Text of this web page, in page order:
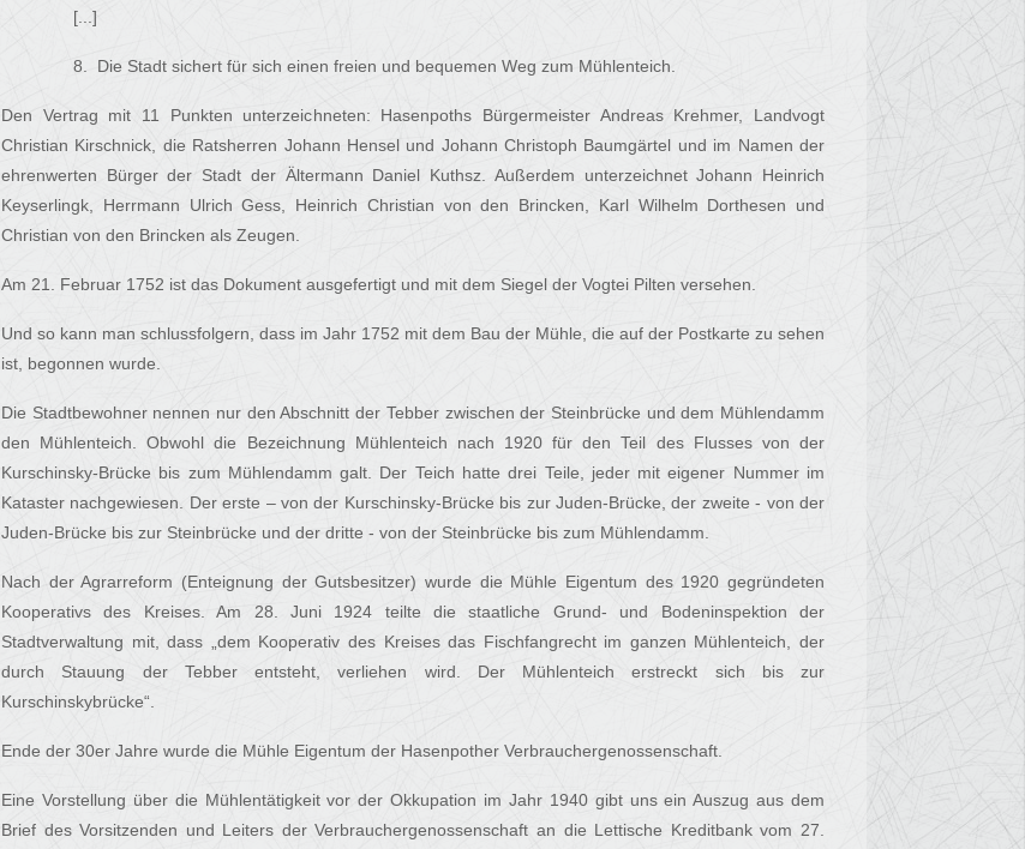
[...]
8. Die Stadt sichert für sich einen freien und bequemen Weg zum Mühlenteich.
Den Vertrag mit 11 Punkten unterzeichneten: Hasenpoths Bürgermeister Andreas Krehmer, Landvogt
Christian Kirschnick, die Ratsherren Johann Hensel und Johann Christoph Baumgärtel und im Namen der
ehrenwerten Bürger der Stadt der Ältermann Daniel Kuthsz. Außerdem unterzeichnet Johann Heinrich
Keyserlingk, Herrmann Ulrich Gess, Heinrich Christian von den Brincken, Karl Wilhelm Dorthesen und
Christian von den Brincken als Zeugen.
Am 21. Februar 1752 ist das Dokument ausgefertigt und mit dem Siegel der Vogtei Pilten versehen.
Und so kann man schlussfolgern, dass im Jahr 1752 mit dem Bau der Mühle, die auf der Postkarte zu sehen
ist, begonnen wurde.
Die Stadtbewohner nennen nur den Abschnitt der Tebber zwischen der Steinbrücke und dem Mühlendamm
den Mühlenteich. Obwohl die Bezeichnung Mühlenteich nach 1920 für den Teil des Flusses von der
Kurschinsky-Brücke bis zum Mühlendamm galt. Der Teich hatte drei Teile, jeder mit eigener Nummer im
Kataster nachgewiesen. Der erste – von der Kurschinsky-Brücke bis zur Juden-Brücke, der zweite - von der
Juden-Brücke bis zur Steinbrücke und der dritte - von der Steinbrücke bis zum Mühlendamm.
Nach der Agrarreform (Enteignung der Gutsbesitzer) wurde die Mühle Eigentum des 1920 gegründeten
Kooperativs des Kreises. Am 28. Juni 1924 teilte die staatliche Grund- und Bodeninspektion der
Stadtverwaltung mit, dass „dem Kooperativ des Kreises das Fischfangrecht im ganzen Mühlenteich, der
durch Stauung der Tebber entsteht, verliehen wird. Der Mühlenteich erstreckt sich bis zur
Kurschinskybrücke“.
Ende der 30er Jahre wurde die Mühle Eigentum der Hasenpother Verbrauchergenossenschaft.
Eine Vorstellung über die Mühlentätigkeit vor der Okkupation im Jahr 1940 gibt uns ein Auszug aus dem
Brief des Vorsitzenden und Leiters der Verbrauchergenossenschaft an die Lettische Kreditbank vom 27.